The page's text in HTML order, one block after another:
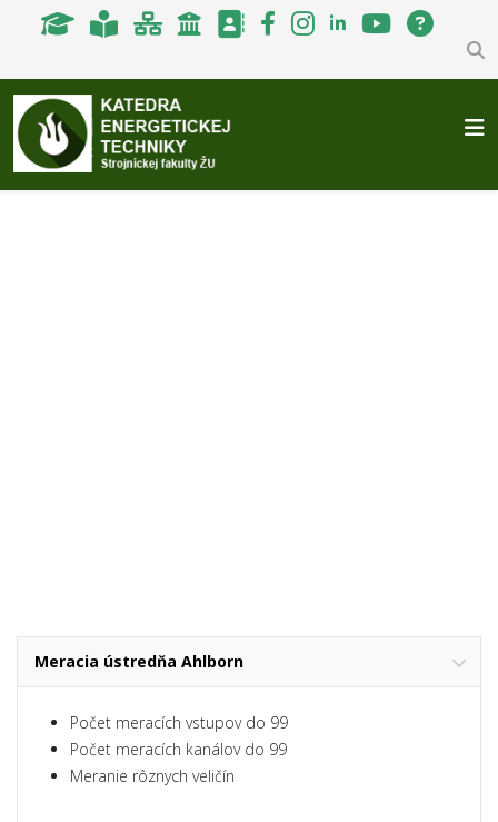
Meracia ústredňa Ahlborn
Počet meracích vstupov do 99
Počet meracích kanálov do 99
Meranie rôznych veličín